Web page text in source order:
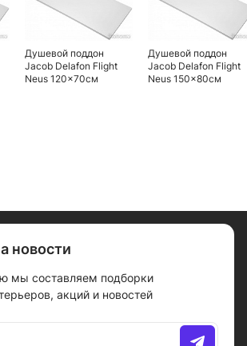
Душевой поддон
Jacob Delafon Flight
Neus 120x70см
Душевой поддон
Jacob Delafon Flight
Neus 150x80см
новости
мы составляем подборки
акций и новостей